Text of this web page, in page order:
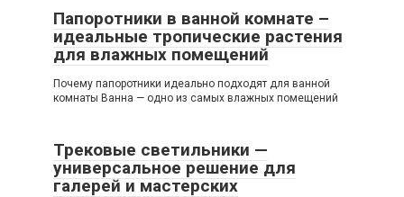
Папоротники в ванной комнате –
идеальные тропические растения
для влажных помещений
Почему папоротники идеально подходят для ванной
комнаты Ванна — одно из самых влажных помещений
Трековые светильники —
универсальное решение для
галерей и мастерских